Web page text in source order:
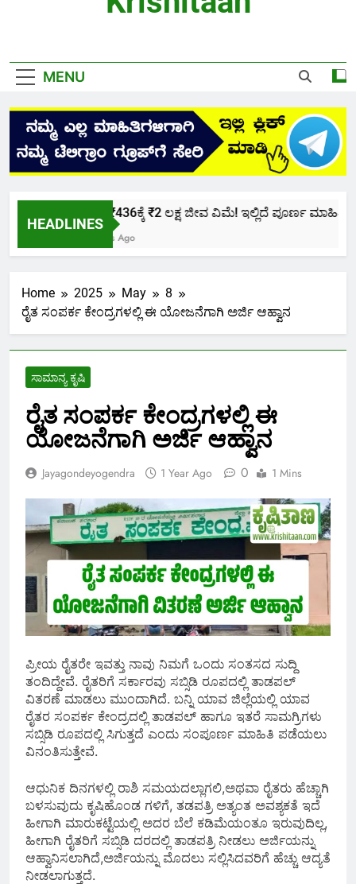
MENU
HEADLINES
ಕೇವಲ ₹436ಕ್ಕೆ ₹2 ಲಕ್ಷ ಜೀವ ವಿಮೆ! ಇಲ್ಲಿದೆ ಪೂರ್ಣ ಮಾಹಿತಿ.
2 Months Ago
Home 2025 May
8
ರೈತ ಸಂಪರ್ಕ ಕೇಂದ್ರಗಳಲ್ಲಿ ಈ ಯೋಜನೆಗಾಗಿ ಅರ್ಜಿ ಆಹ್ವಾನ
ಸಾಮಾನ್ಯ ಕೃಷಿ
ರೈತ ಸಂಪರ್ಕ ಕೇಂದ್ರಗಳಲ್ಲಿ ಈ
ಯೋಜನೆಗಾಗಿ ಅರ್ಜಿ ಆಹ್ವಾನ
Jayagondeyogendra 1 Year Ago 0 1 Mins
ಪ್ರೀಯ ರೈತರೇ ಇವತ್ತು ನಾವು ನಿಮಗೆ ಒಂದು ಸಂತಸದ ಸುದ್ದಿ
ತಂದಿದ್ದೇವೆ. ರೈತರಿಗೆ ಸರ್ಕಾರವು ಸಬ್ಸಿಡಿ ರೂಪದಲ್ಲಿ ತಾಡಪಲ್
ವಿತರಣೆ ಮಾಡಲು ಮುಂದಾಗಿದೆ. ಬನ್ನಿ ಯಾವ ಜಿಲ್ಲೆಯಲ್ಲಿ ಯಾವ
ರೈತರ ಸಂಪರ್ಕ ಕೇಂದ್ರದಲ್ಲಿ ತಾಡಪಲ್ ಹಾಗೂ ಇತರೆ ಸಾಮಗ್ರಿಗಳು
ಸಬ್ಸಿಡಿ ರೂಪದಲ್ಲಿ ಸಿಗುತ್ತದೆ ಎಂದು ಸಂಪೂರ್ಣ ಮಾಹಿತಿ ಪಡೆಯಲು
ವಿನಂತಿಸುತ್ತೇವೆ.
ಆಧುನಿಕ ದಿನಗಳಲ್ಲಿ ರಾಶಿ ಸಮಯದಲ್ಲಾಗಲಿ,ಅಥವಾ ರೈತರು ಹೆಚ್ಚಾಗಿ
ಬಳಸುವುದು ಕೃಷಿಹೊಂಡ ಗಳಿಗೆ, ತಡಪತ್ರಿ ಅತ್ಯಂತ ಅವಶ್ಯಕತೆ ಇದೆ
ಹೀಗಾಗಿ ಮಾರುಕಟ್ಟೆಯಲ್ಲಿ ಅದರ ಬೆಲೆ ಕಡಿಮೆಯಂತೂ ಇರುವುದಿಲ್ಲ,
ಹೀಗಾಗಿ ರೈತರಿಗೆ ಸಬ್ಸಿಡಿ ದರದಲ್ಲಿ ತಾಡಪತ್ರಿ ನೀಡಲು ಅರ್ಜಿಯನ್ನು
ಆಹ್ವಾನಿಸಲಾಗಿದೆ,ಅರ್ಜಿಯನ್ನು ಮೊದಲು ಸಲ್ಲಿಸಿದವರಿಗೆ ಹೆಚ್ಚು ಆದ್ಯತೆ
ನೀಡಲಾಗುತ್ತದೆ.